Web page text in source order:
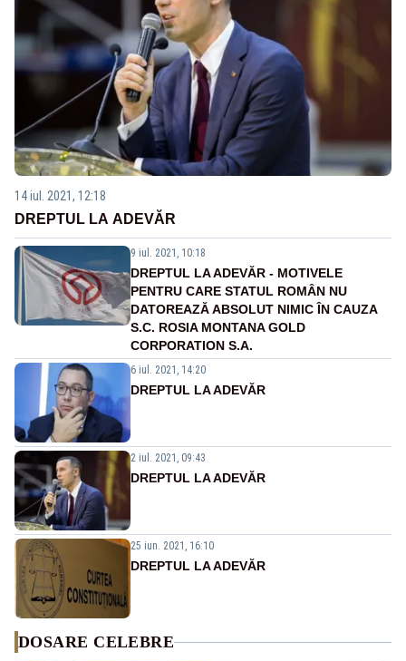
14 iul. 2021, 12:18
DREPTUL LA ADEVĂR
9 iul. 2021, 10:18
DREPTUL LA ADEVĂR - MOTIVELE
PENTRU CARE STATUL ROMÂN NU
DATOREAZĂ ABSOLUT NIMIC ÎN CAUZA
S.C. ROSIA MONTANA GOLD
CORPORATION S.A.
6 iul. 2021, 14:20
DREPTUL LA ADEVĂR
2 iul. 2021, 09:43
DREPTUL LA ADEVĂR
25 iun. 2021, 16:10
DREPTUL LA ADEVĂR
DOSARE CELEBRE